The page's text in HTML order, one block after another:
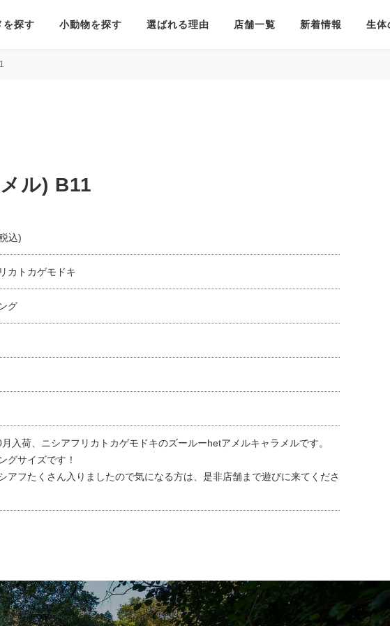
を探す 小動物を探す 選ばれる理由 店舗一覧 新着情報 生体
ル) B11
込)
カトカゲモドキ
グ
入荷、ニシアフリカトカゲモドキのズールーhetアメルキャラメルです。
グサイズです！
アフたくさん入りましたので気になる方は、是非店舗まで遊びに来てくださ